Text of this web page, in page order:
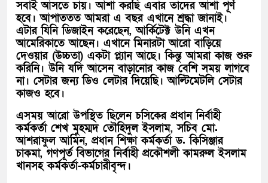
সবাই আসতে চায়। আশা করছি এবার তাদের আশা পূর্ণ
হবে। আপাততত আমরা এ বছর এখানে শ্রদ্ধা জানাই।
এটার যিনি ডিজাইন করেছেন, আর্কিটেক্ট উনি এখন
আমেরিকাতে আছেন। এখানে মিনারটা আরো বাড়িয়ে
দেওয়ার (উচ্চতা) একটা প্ল্যান আছে। কিন্তু আমরা কাজ শুরু
করিনি। উনি যদি আসেন বাড়ানোর কাজ বেশি সময় লাগবে
না। সেটার জন্য ডিও লেটার দিয়েছি। আল্টিমেটলি সেটার
কাজও হবে।
এসময় আরো উপস্থিত ছিলেন চসিকের প্রধান নির্বাহী
কর্মকর্তা শেখ মুহম্মদ তৌহিদুল ইসলাম, সচিব মো.
আশরাফুল আমিন, প্রধান শিক্ষা কর্মকর্তা ড. কিসিঞ্জার
চাকমা, গণপূর্ত বিভাগের নির্বাহী প্রকৌশলী কামরুল ইসলাম
খানসহ কর্মকর্তা-কর্মচারীবৃন্দ।